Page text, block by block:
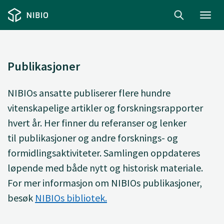
Publikasjoner
NIBIOs ansatte publisererflere hundre
vitenskapelige artikler og forskningsrapporter
hvert år. Her finner du referanser og lenker
til publikasjoner og andre forsknings- og
formidlingsaktiviteter. Samlingen oppdateres
løpende med både nytt og historisk materiale.
For mer informasjon om NIBIOs publikasjoner,
besøk NIBIOs bibliotek.